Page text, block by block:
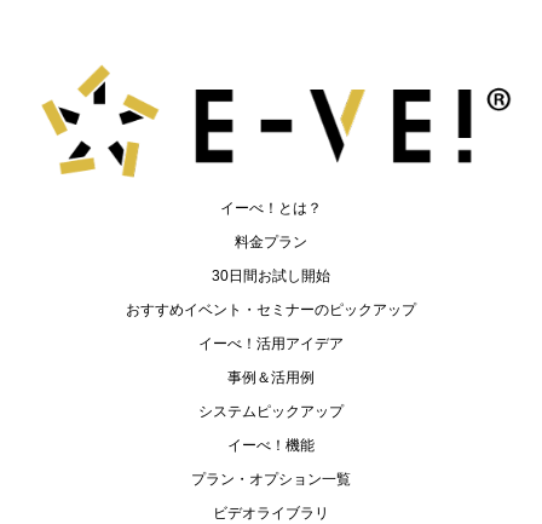
イーべ！とは？
料金プラン
30日間お試し開始
おすすめイベント・セミナーのピックアップ
イーべ！活用アイデア
事例＆活用例
システムピックアップ
イーべ！機能
プラン・オプション一覧
ビデオライブラリ